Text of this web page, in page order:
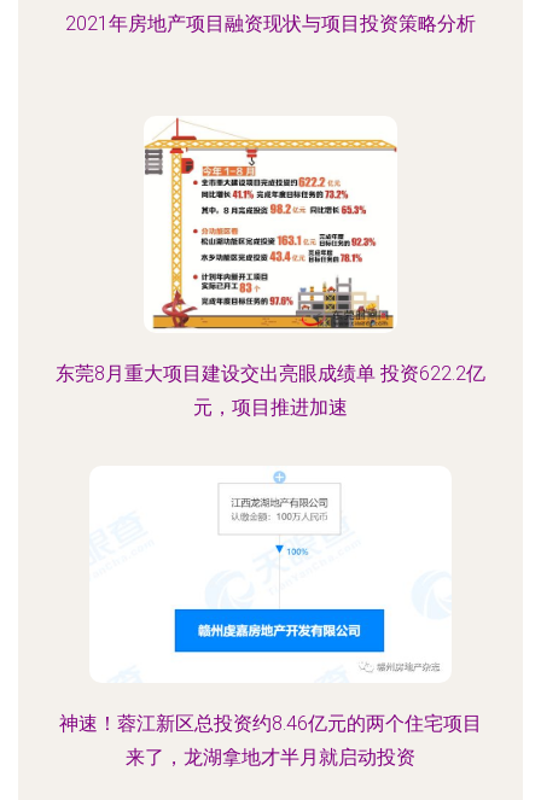
2021年房地产项目融资现状与项目投资策略分析
东莞8月重大项目建设交出亮眼成绩单 投资622.2亿
元，项目推进加速
神速！蓉江新区总投资约8.46亿元的两个住宅项目
来了，龙湖拿地才半月就启动投资